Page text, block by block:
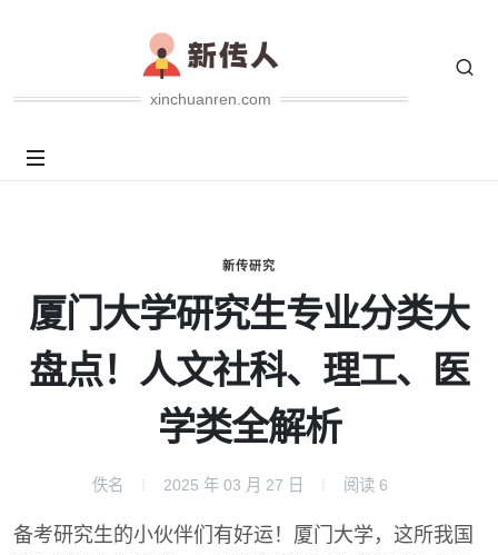
xinchuanren.com
新传研究
厦门大学研究生专业分类大
盘点！人文社科、理工、医
学类全解析
佚名 2025 年 03 月 27 日 阅读 6
备考研究生的小伙伴们有好运！厦门大学，这所我国